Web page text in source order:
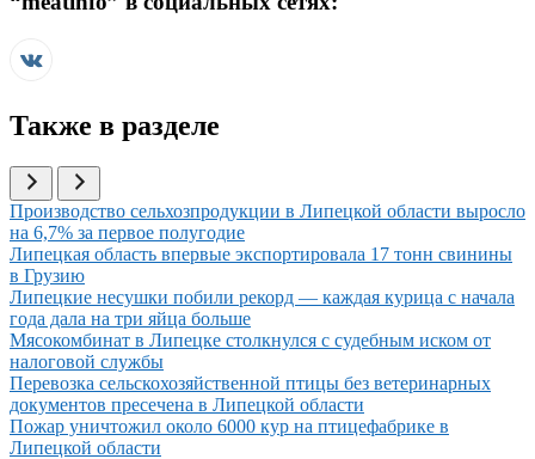
Также в разделе
Иллюстрация новости
Производство сельхозпродукции в Липецкой области выросло
на 6,7% за первое полугодие
Иллюстрация новости
Липецкая область впервые экспортировала 17 тонн свинины
в Грузию
Иллюстрация новости
Липецкие несушки побили рекорд — каждая курица с начала
года дала на три яйца больше
Иллюстрация новости
Мясокомбинат в Липецке столкнулся с судебным иском от
налоговой службы
Иллюстрация новости
Перевозка сельскохозяйственной птицы без ветеринарных
документов пресечена в Липецкой области
Иллюстрация новости
Пожар уничтожил около 6000 кур на птицефабрике в
Липецкой области